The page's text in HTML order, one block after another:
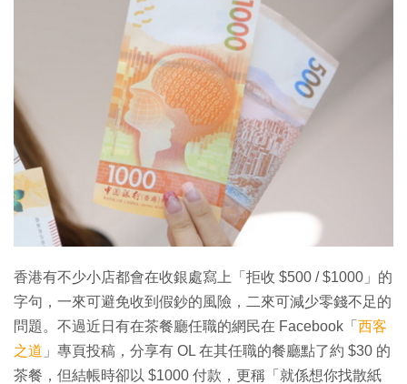
香港有不少小店都會在收銀處寫上「拒收 $500 / $1000」的
字句，一來可避免收到假鈔的風險，二來可減少零錢不足的
問題。不過近日有在茶餐廳任職的網民在 Facebook「 西客
之道 」專頁投稿，分享有 OL 在其任職的餐廳點了約 $30 的
茶餐，但結帳時卻以 $1000 付款，更稱「就係想你找散紙